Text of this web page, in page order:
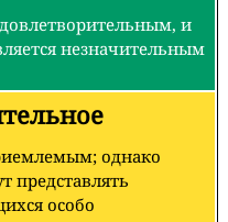
и
незначительным
однако
представлять
особо